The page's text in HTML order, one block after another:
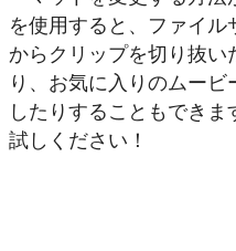
を使用すると、ファイ
からクリップを切り抜い
り、お気に入りのムー
したりすることもでき
試しください！